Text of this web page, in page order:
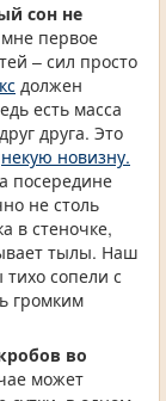
сон не
первое
– сил просто
должен
есть масса
друга. Это
некую новизну.
посередине
не столь
в стеночке,
тылы. Наш
сопели с
громким
во
может